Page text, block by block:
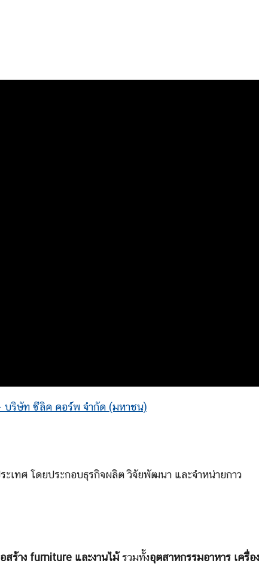
บริษัท ซีลิค คอร์พ จำกัด (มหาชน)
เทศ โดยประกอบธุรกิจผลิต วิจัยพัฒนา และจำหน่ายกาว
สร้าง furniture และงานไม้รวมทั้งอุตสาหกรรมอาหาร เครื่อง